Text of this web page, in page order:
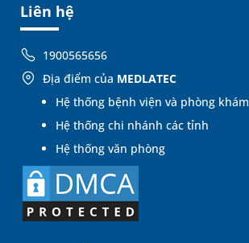
Liên hệ
1900565656
Địa điểm của MEDLATEC
Hệ thống bệnh viện và phòng khám
Hệ thống chi nhánh các tỉnh
Hệ thống văn phòng